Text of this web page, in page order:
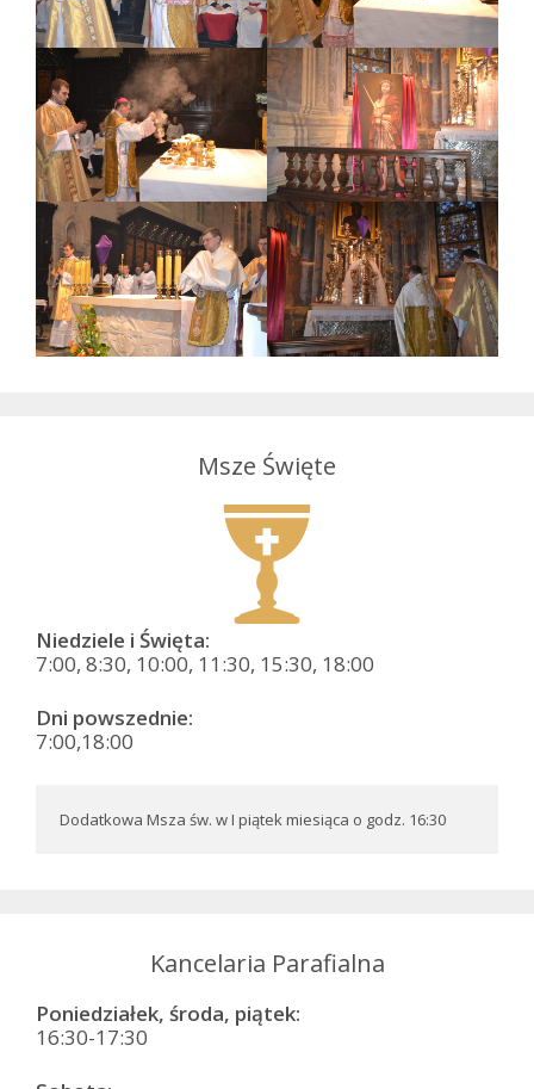
Msze Święte
Niedziele i Święta:
7:00, 8:30, 10:00, 11:30, 15:30, 18:00
Dni powszednie:
7:00,18:00
Dodatkowa Msza św. w I piątek miesiąca o godz. 16:30
Kancelaria Parafialna
Poniedziałek, środa, piątek:
16:30-17:30